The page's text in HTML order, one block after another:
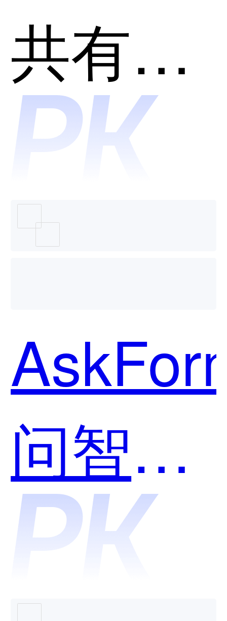
圈AI在
线考试
系统哪
个好
用？
共有分类：在线笔试面试平台
问智道-
KPI绩